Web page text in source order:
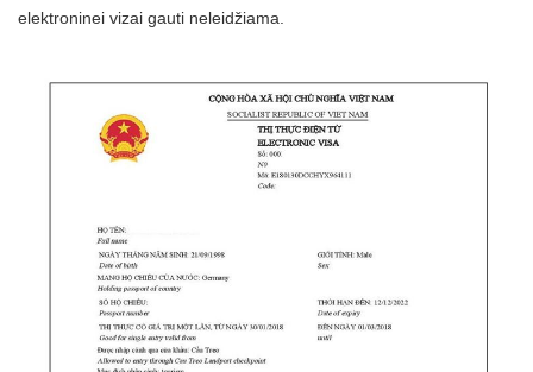
elektroninei vizai gauti neleidžiama.